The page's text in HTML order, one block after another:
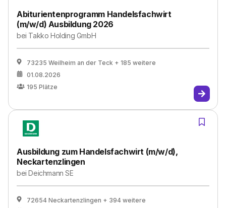
Abiturientenprogramm Handelsfachwirt
(m/w/d) Ausbildung 2026
bei Takko Holding GmbH
73235 Weilheim an der Teck + 185 weitere
01.08.2026
195 Plätze
Ausbildung zum Handelsfachwirt (m/w/d),
Neckartenzlingen
beiDeichmann SE
72654 Neckartenzlingen + 394 weitere